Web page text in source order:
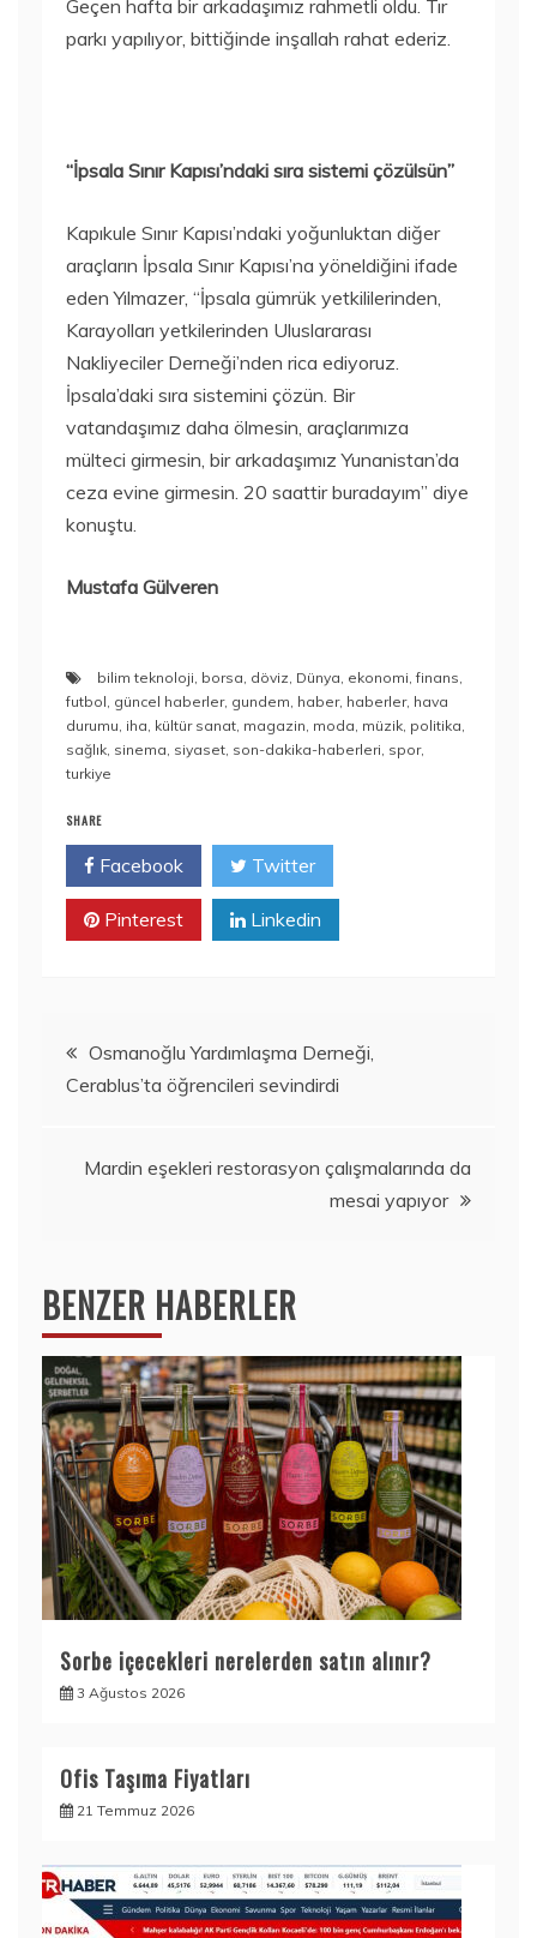
Geçen hafta bir arkadaşımız rahmetli oldu. Tır
parkı yapılıyor, bittiğinde inşallah rahat ederiz.
“İpsala Sınır Kapısı’ndaki sıra sistemi çözülsün”
Kapıkule Sınır Kapısı’ndaki yoğunluktan diğer
araçların İpsala Sınır Kapısı’na yöneldiğini ifade
eden Yılmazer, “İpsala gümrük yetkililerinden,
Karayolları yetkilerinden Uluslararası
Nakliyeciler Derneği’nden rica ediyoruz.
İpsala’daki sıra sistemini çözün. Bir
vatandaşımız daha ölmesin, araçlarımıza
mülteci girmesin, bir arkadaşımız Yunanistan’da
ceza evine girmesin. 20 saattir buradayım” diye
konuştu.
Mustafa Gülveren
bilim teknoloji, borsa, döviz, Dünya, ekonomi,finans,
futbol, güncel haberler, gundem, haber, haberler, hava
durumu, iha, kültür sanat, magazin, moda, müzik, politika,
sağlık, sinema, siyaset, son-dakika-haberleri, spor,
turkiye
SHARE
Facebook Twitter
Pinterest Linkedin
Yazı
gezinmesi
Osmanoğlu Yardımlaşma Derneği,
Cerablus’ta öğrencileri sevindirdi
Mardin eşekleri restorasyon çalışmalarında da
mesai yapıyor
BENZER HABERLER
Sorbe içecekleri nerelerden satın alınır?
3 Ağustos 2026
Ofis Taşıma Fiyatları
21 Temmuz 2026